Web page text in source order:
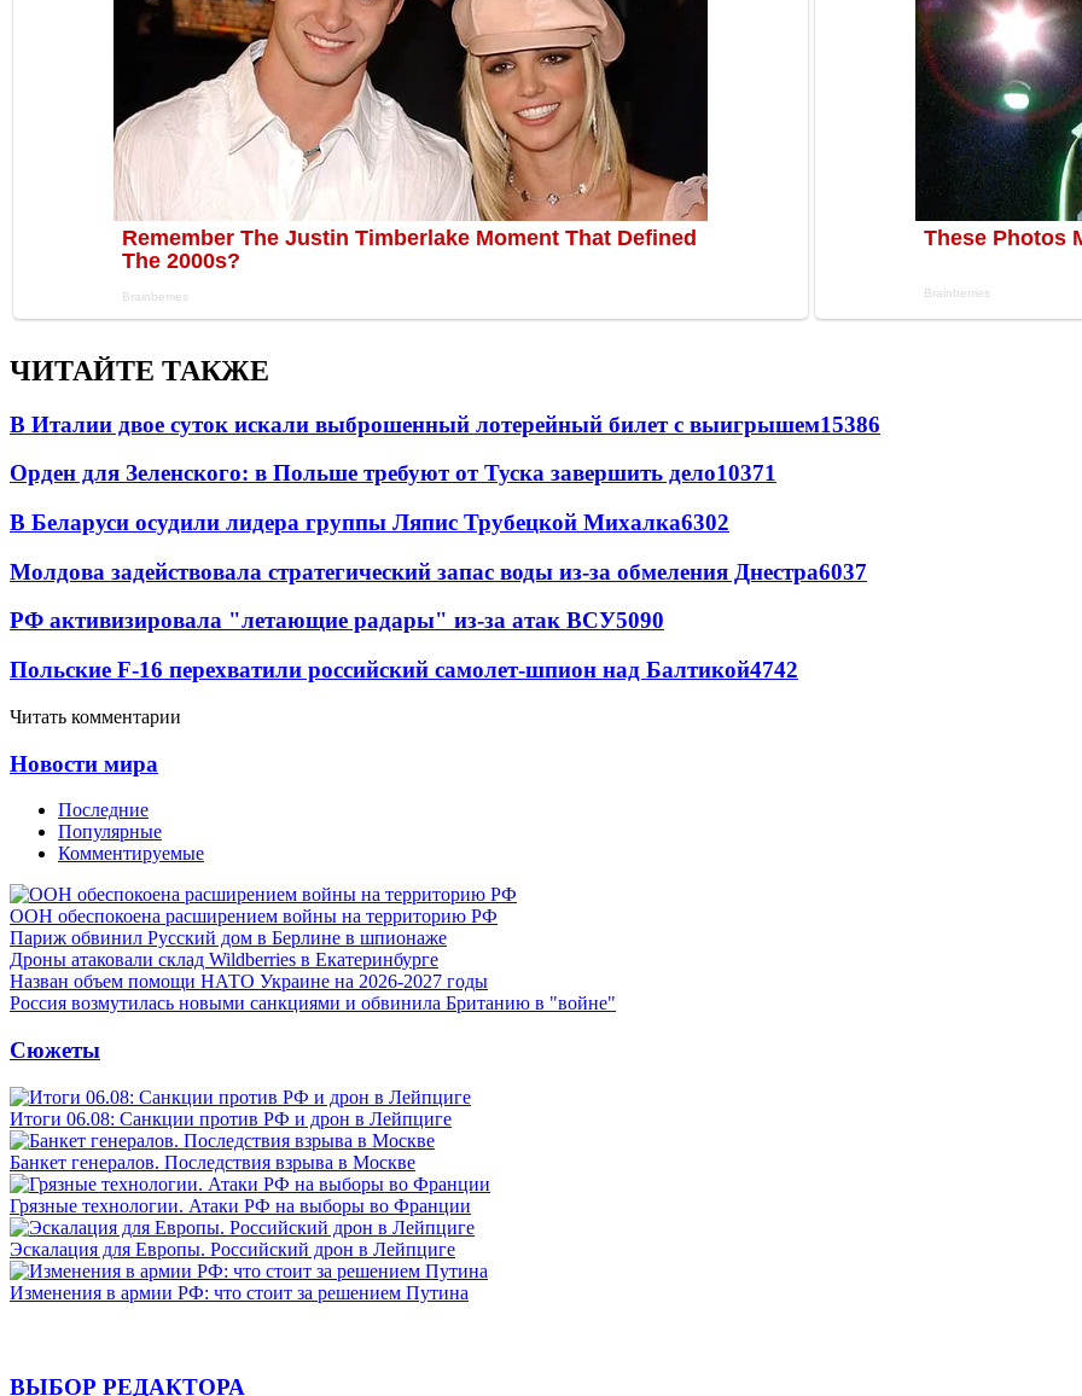
ЧИТАЙТЕ ТАКЖЕ
В Италии двое суток искали выброшенный лотерейный билет с выигрышем15386
Орден для Зеленского: в Польше требуют от Туска завершить дело10371
В Беларуси осудили лидера группы Ляпис Трубецкой Михалка6302
Молдова задействовала стратегический запас воды из-за обмеления Днестра6037
РФ активизировала "летающие радары" из-за атак ВСУ5090
Польские F-16 перехватили российский самолет-шпион над Балтикой4742
Читать комментарии
Новости мира
Последние
Популярные
Комментируемые
ООН обеспокоена расширением войны на территорию РФ
Париж обвинил Русский дом в Берлине в шпионаже
Дроны атаковали склад Wildberries в Екатеринбурге
Назван объем помощи НАТО Украине на 2026-2027 годы
Россия возмутилась новыми санкциями и обвинила Британию в "войне"
Сюжеты
Итоги 06.08: Санкции против РФ и дрон в Лейпциге
Банкет генералов. Последствия взрыва в Москве
Грязные технологии. Атаки РФ на выборы во Франции
Эскалация для Европы. Российский дрон в Лейпциге
Изменения в армии РФ: что стоит за решением Путина
ВЫБОР РЕДАКТОРА